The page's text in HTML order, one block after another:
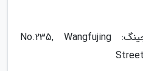
آدرس شعبه وانگفوجینگ: No.235, Wangfujing